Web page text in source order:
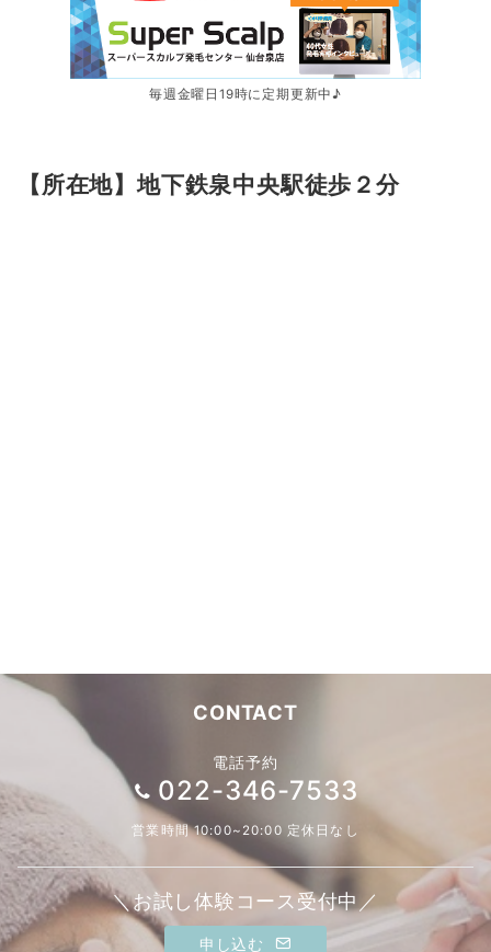
毎週金曜日19時に定期更新中♪
【所在地】地下鉄泉中央駅徒歩２分
CONTACT
電話予約
022-346-7533
営業時間 10:00~20:00 定休日なし
＼お試し体験コース受付中／
申し込む